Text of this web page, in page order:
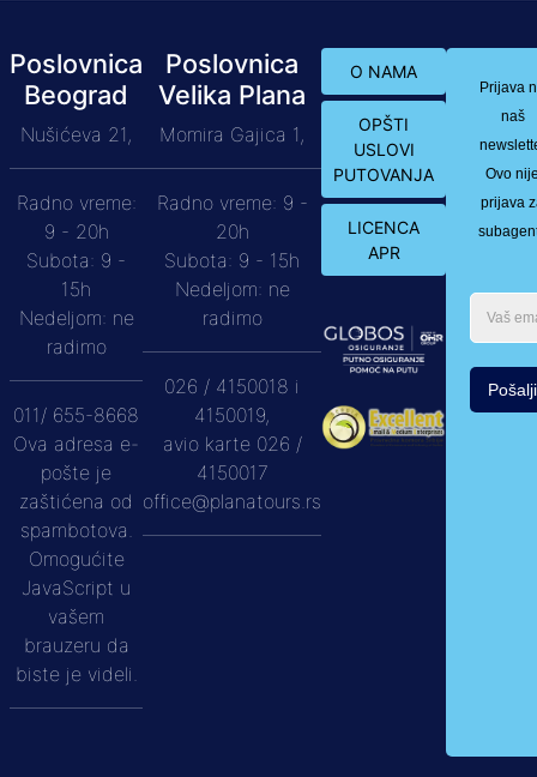
Poslovnica
Beograd
Nušićeva 21,
Radno vreme:
9 - 20h
Subota: 9 -
15h
Nedeljom: ne
radimo
011/ 655-8668
Ova adresa e-
pošte je
zaštićena od
spambotova.
Omogućite
JavaScript u
vašem
brauzeru da
biste je videli.
Poslovnica
Velika Plana
Momira Gajica 1,
Radno vreme: 9 -
20h
Subota: 9 - 15h
Nedeljom: ne
radimo
026 / 4150018 i
4150019,
avio karte 026 /
4150017
office@planatours.rs
O NAMA
OPŠTI
USLOVI
PUTOVANJA
LICENCA
APR
Prijava
naš
Ovo
prijava
Pošalji